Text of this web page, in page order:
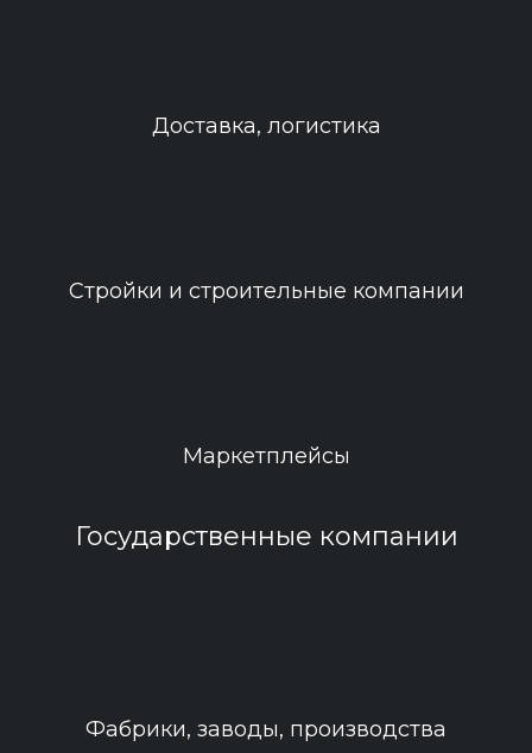
Доставка, логистика
Стройки и строительные компании
Маркетплейсы
Государственные компании
Фабрики, заводы, производства